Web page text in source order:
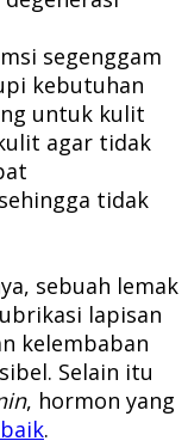
segenggam
kebutuhan
untuk kulit
agar tidak
sehingga tidak
sebuah lemak
lapisan
kelembaban
Selain itu
, hormon yang
.